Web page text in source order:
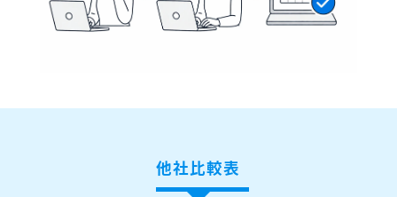
他社比較表